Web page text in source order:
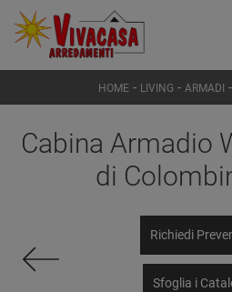
HOME- LIVING - ARMADI -
Cabina Armadio
di
Richiedi
Sfoglia i